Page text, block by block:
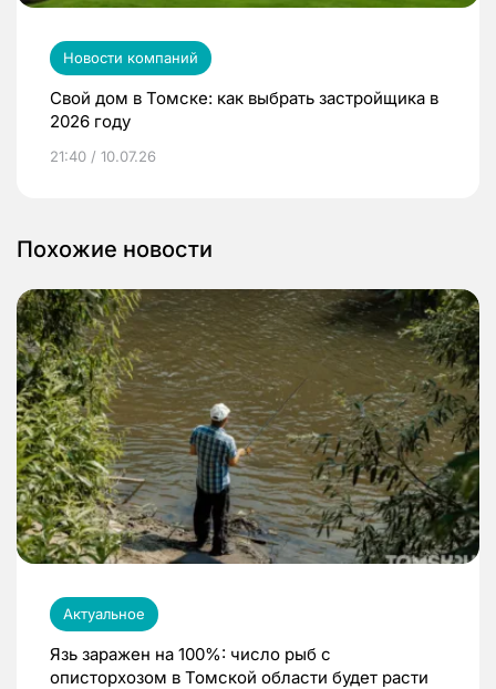
Новости компаний
Свой дом в Томске: как выбрать застройщика в
2026 году
21:40 / 10.07.26
Похожие новости
Актуальное
Язь заражен на 100%: число рыб с
описторхозом в Томской области будет расти